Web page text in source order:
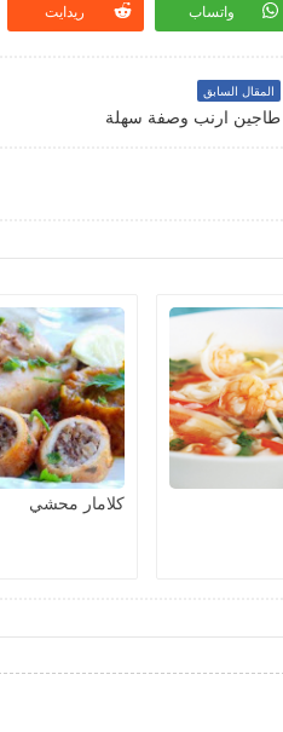
واتساب ريدايت
المقال السابق
طاجين ارنب وصفة سهلة
كلامار محشي